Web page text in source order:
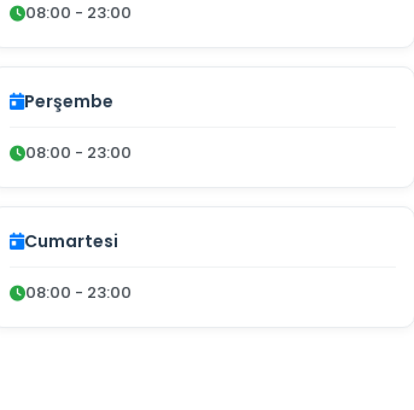
08:00 - 23:00
Perşembe
08:00 - 23:00
Cumartesi
08:00 - 23:00